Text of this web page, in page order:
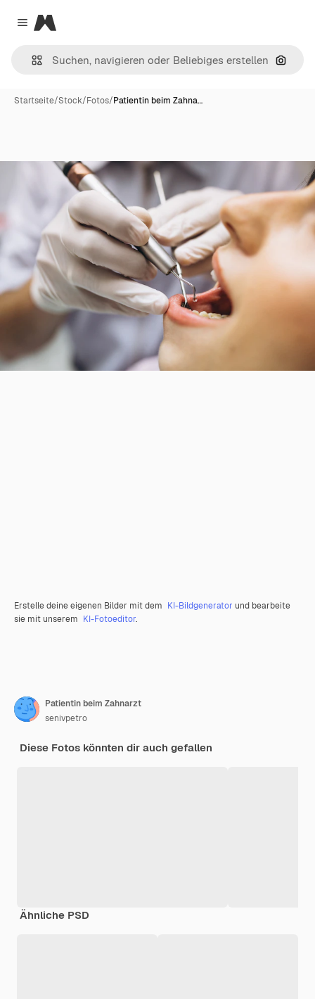
Close menu
Magnific
Nach
Startseite/Stock/Fotos/Patientin beim Zahna…
Erstelle deine eigenen Bilder mit dem KI-Bildgenerator und bearbeite
sie mit unserem KI-Fotoeditor.
Patientin beim Zahnarzt
senivpetro
Diese Fotos könnten dir auch gefallen
Ähnliche PSD